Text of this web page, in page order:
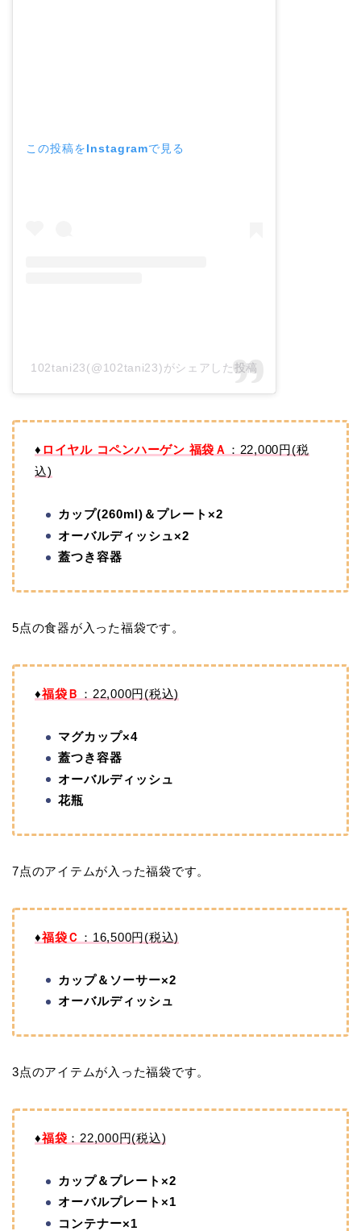
この投稿をInstagramで見る
102tani23(@102tani23)がシェアした投稿
♦ ロイヤル コペンハーゲン 福袋Ａ ：22,000円(税
込)
カップ(260ml)＆プレート×2
オーバルディッシュ×2
蓋つき容器
5点の食器が入った福袋です。
♦福袋Ｂ ：22,000円(税込)
マグカップ×4
蓋つき容器
オーバルディッシュ
花瓶
7点のアイテムが入った福袋です。
♦福袋Ｃ ：16,500円(税込)
カップ＆ソーサー×2
オーバルディッシュ
3点のアイテムが入った福袋です。
♦福袋 ：22,000円(税込)
カップ＆プレート×2
オーバルプレート×1
コンテナー×1